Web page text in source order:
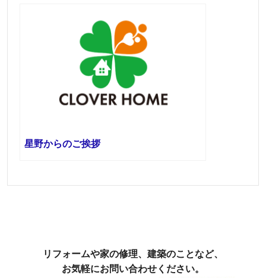
星野からのご挨拶
リフォームや家の修理、建築のことなど、
お気軽にお問い合わせください。